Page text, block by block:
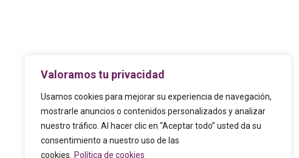
Valoramos tu privacidad
Usamos cookies para mejorar su experiencia de navegación,
mostrarle anuncios o contenidos personalizados y analizar
nuestro tráfico. Al hacer clic en “Aceptar todo” usted da su
consentimiento a nuestro uso de las
cookies.
Política de cookies